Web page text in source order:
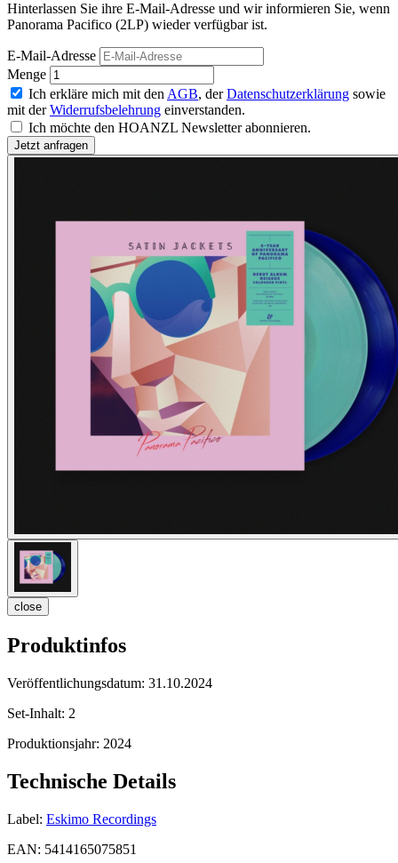
Hinterlassen Sie ihre E-Mail-Adresse und wir informieren Sie, wenn
Panorama Pacifico (2LP) wieder verfügbar ist.
E-Mail-Adresse
Menge
Ich erkläre mich mit den AGB, derDatenschutzerklärung sowie
mit derWiderrufsbelehrung einverstanden.
Ich möchte den HOANZL Newsletter abonnieren.
close
Produktinfos
Veröffentlichungsdatum: 31.10.2024
Set-Inhalt: 2
Produktionsjahr: 2024
Technische Details
Label: Eskimo Recordings
EAN: 5414165075851